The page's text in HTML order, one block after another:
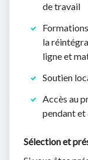
de travail
la
ligne et
Soutien
Accès au
pendant
Sélection et